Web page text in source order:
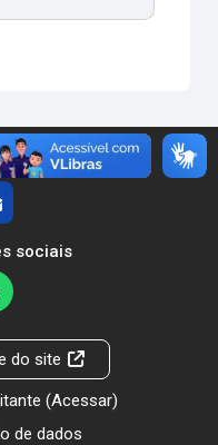
sociais
do site
(Acessar)
de dados